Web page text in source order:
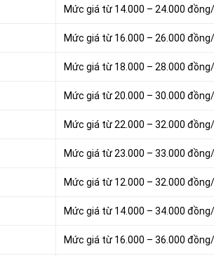
Mức giá từ 14.000 – 24.000
Mức giá từ 16.000 – 26.000
Mức giá từ 18.000 – 28.000
Mức giá từ 20.000 – 30.000
Mức giá từ 22.000 – 32.000
Mức giá từ 23.000 – 33.000
Mức giá từ 12.000 – 32.000
Mức giá từ 14.000 – 34.000
Mức giá từ 16.000 – 36.000